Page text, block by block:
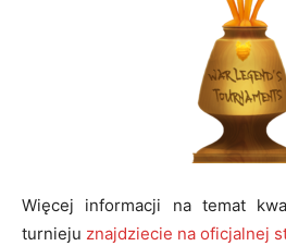
Więcej informacji na temat
turnieju znajdziecie na oficjalnej